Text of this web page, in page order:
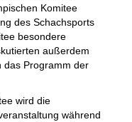
Komitee
des Schachsports
besondere
außerdem
das Programm der
wird die
während